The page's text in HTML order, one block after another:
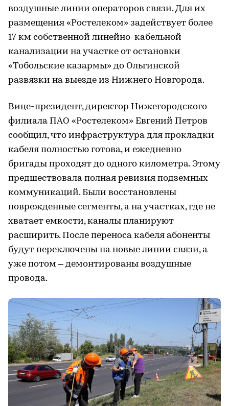
воздушные линии операторов связи. Для их
размещения «Ростелеком» задействует более
17 км собственной линейно-кабельной
канализации на участке от остановки
«Тобольские казармы» до Ольгинской
развязки на выезде из Нижнего Новгорода.
Вице-президент, директор Нижегородского
филиала ПАО «Ростелеком» Евгений Петров
сообщил, что инфраструктура для прокладки
кабеля полностью готова, и ежедневно
бригады проходят до одного километра. Этому
предшествовала полная ревизия подземных
коммуникаций. Были восстановлены
поврежденные сегменты, а на участках, где не
хватает емкости, каналы планируют
расширить. После переноса кабеля абоненты
будут переключены на новые линии связи, а
уже потом – демонтированы воздушные
провода.